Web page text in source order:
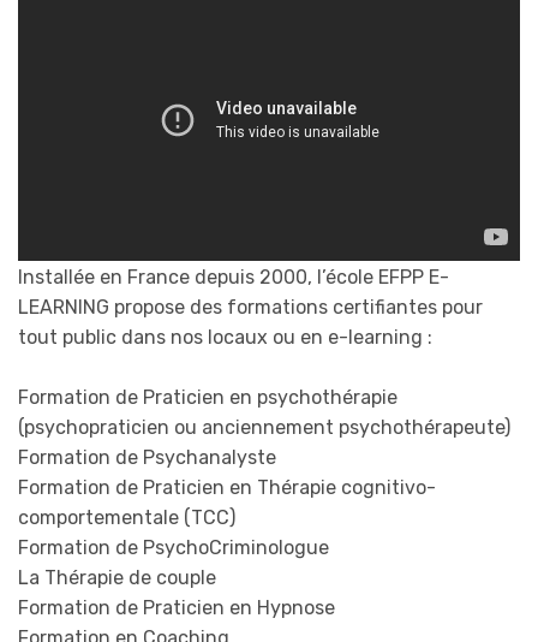
Installée en France depuis 2000, l’école EFPP E-
LEARNING propose des formations certifiantes pour
tout public dans nos locaux ou en e-learning :
Formation de Praticien en psychothérapie
(psychopraticien ou anciennement psychothérapeute)
Formation de Psychanalyste
Formation de Praticien en Thérapie cognitivo-
comportementale (TCC)
Formation de PsychoCriminologue
La Thérapie de couple
Formation de Praticien en Hypnose